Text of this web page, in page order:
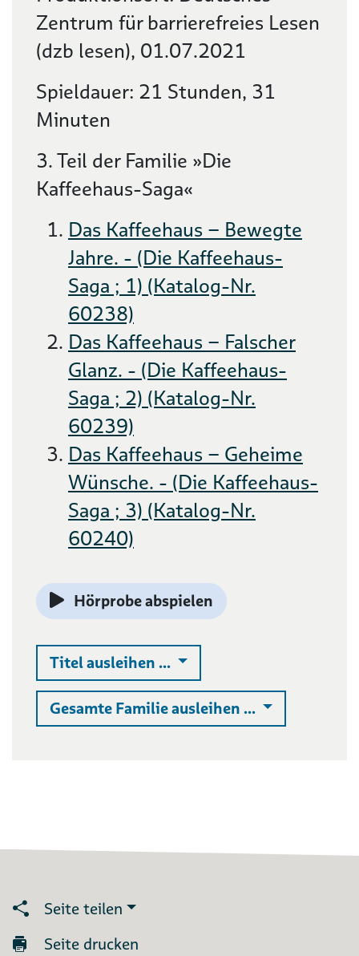
Zentrum für barrierefreies Lesen
(dzb lesen), 01.07.2021
Spieldauer: 21 Stunden, 31
Minuten
3. Teil der Familie »Die
Kaffeehaus-Saga«
Das Kaffeehaus – Bewegte
Jahre. - (Die Kaffeehaus-
Saga ; 1) (Katalog-Nr.
60238)
Das Kaffeehaus – Falscher
Glanz. - (Die Kaffeehaus-
Saga ; 2) (Katalog-Nr.
60239)
Das Kaffeehaus – Geheime
Wünsche. - (Die Kaffeehaus-
Saga ; 3) (Katalog-Nr.
60240)
Hörprobe abspielen
Titel ausleihen ... Auswahlliste ausklappen
Gesamte Familie ausleihen ... Auswahlliste
Seite teilen
Seite drucken